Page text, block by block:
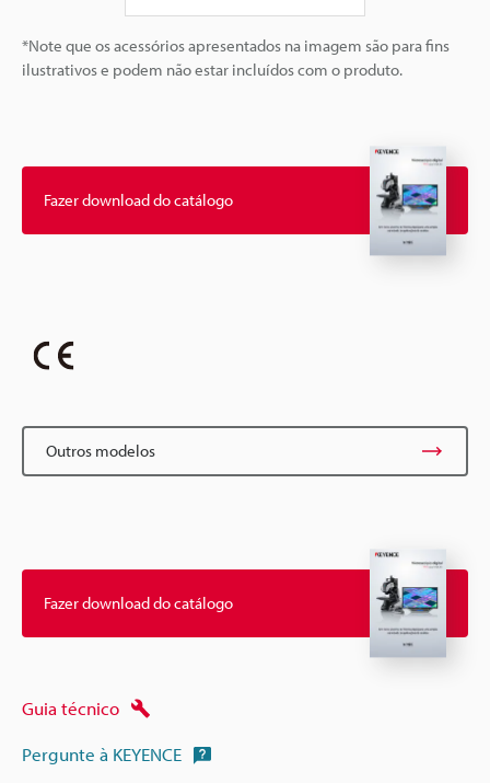
*Note que os acessórios apresentados na imagem são para fins
ilustrativos e podem não estar incluídos com o produto.
Fazer download do catálogo
Outros modelos
Fazer download do catálogo
Guia técnico
Pergunte à KEYENCE